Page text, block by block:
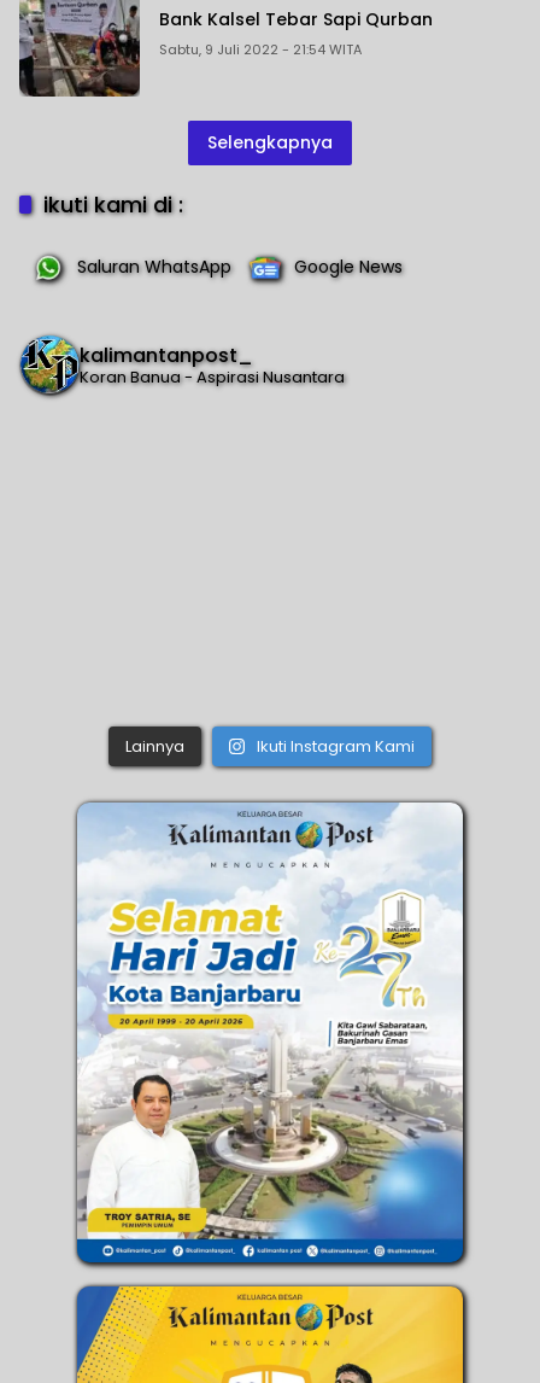
Bank Kalsel Tebar Sapi Qurban
Sabtu, 9 Juli 2022 - 21:54 WITA
Selengkapnya
ikuti kami di :
Saluran WhatsApp Google News
kalimantanpost_
Koran Banua - Aspirasi Nusantara
Lainnya Ikuti Instagram Kami